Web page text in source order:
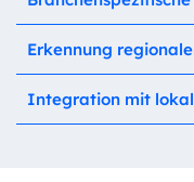
Erkennung
Integration mit